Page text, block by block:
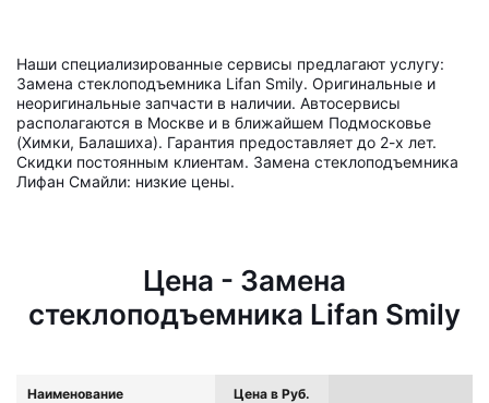
Наши специализированные сервисы предлагают услугу:
Замена стеклоподъемника Lifan Smily. Оригинальные и
неоригинальные запчасти в наличии. Автосервисы
располагаются в Москве и в ближайшем Подмосковье
(Химки, Балашиха). Гарантия предоставляет до 2-х лет.
Скидки постоянным клиентам. Замена стеклоподъемника
Лифан Смайли: низкие цены.
Цена - Замена
стеклоподъемника Lifan Smily
Наименование Цена в Руб.